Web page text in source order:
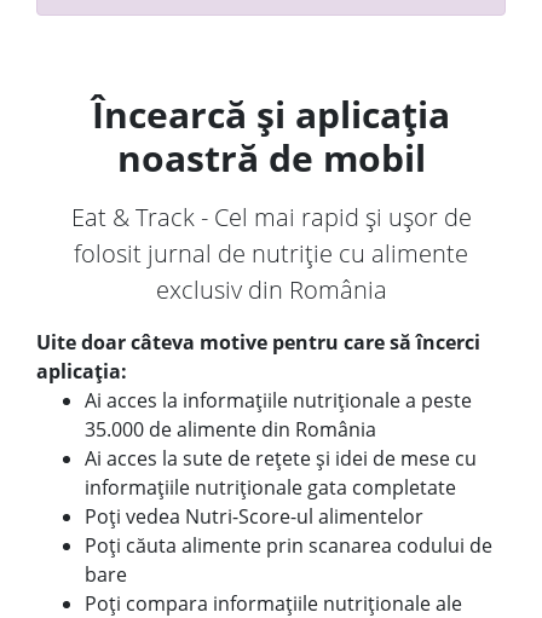
Încearcă și aplicația
noastră de mobil
Eat & Track - Cel mai rapid și ușor de
folosit jurnal de nutriție cu alimente
exclusiv din România
Uite doar câteva motive pentru care să încerci
aplicația:
Ai acces la informațiile nutriționale a peste
35.000 de alimente din România
Ai acces la sute de rețete și idei de mese cu
informațiile nutriționale gata completate
Poți vedea Nutri-Score-ul alimentelor
Poți căuta alimente prin scanarea codului de
bare
Poți compara informațiile nutriționale ale